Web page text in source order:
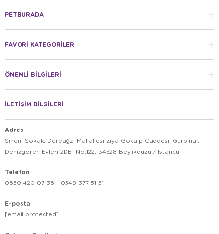
PETBURADA
FAVORİ KATEGORİLER
ÖNEMLİ BİLGİLERİ
İLETİŞİM BİLGİLERİ
Adres
Sinem Sokak, Dereağzı Mahallesi Ziya Gökalp Caddesi, Gürpınar,
Denizgören Evleri 2DE1 No:122, 34528 Beylikdüzü / İstanbul
Telefon
0850 420 07 38 - 0549 377 51 51
E-posta
[email protected]